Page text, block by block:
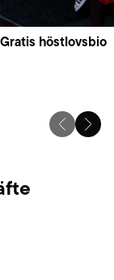
Gratis höstlovsbio